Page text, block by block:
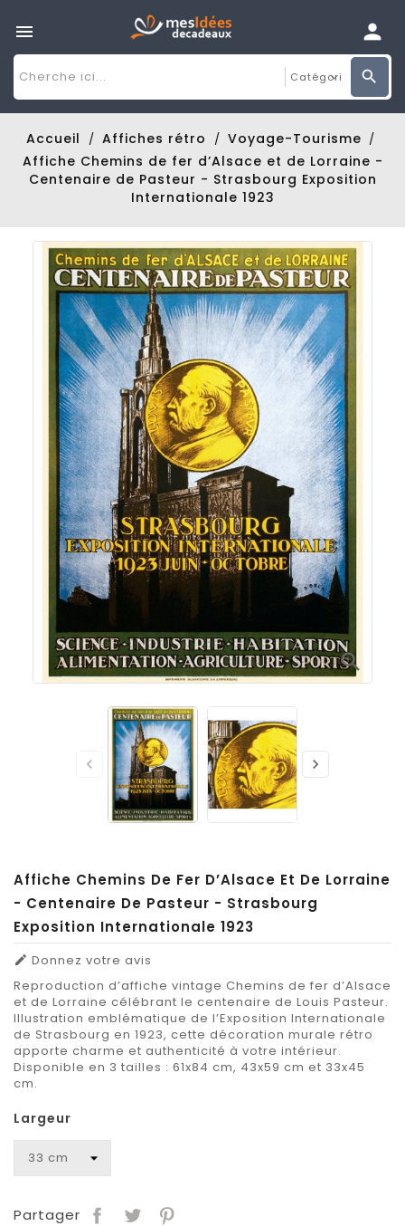

Accueil Affiches rétro
Voyage-Tourisme
Affiche Chemins de fer d’Alsace et de Lorraine -
Centenaire de Pasteur - Strasbourg Exposition
Internationale 1923

 
Affiche Chemins De Fer D’Alsace Et De Lorraine
- Centenaire De Pasteur - Strasbourg
Exposition Internationale 1923
 Donnez votre avis
Reproduction d’affiche vintage Chemins de fer d’Alsace
et de Lorraine célébrant le centenaire de Louis Pasteur.
Illustration emblématique de l’Exposition Internationale
de Strasbourg en 1923, cette décoration murale rétro
apporte charme et authenticité à votre intérieur.
Disponible en 3 tailles : 61x84 cm, 43x59 cm et 33x45
cm.
Largeur
Partager